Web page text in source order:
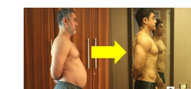
πεθαίνουν με τέτοιο θεαματικό
εξηγεί γιατί συμβαίνει αυτό. Οπως
συσσωρεύεται καθώς τα σπλάχνα
το λίπος του ζώου είναι σκληρά,